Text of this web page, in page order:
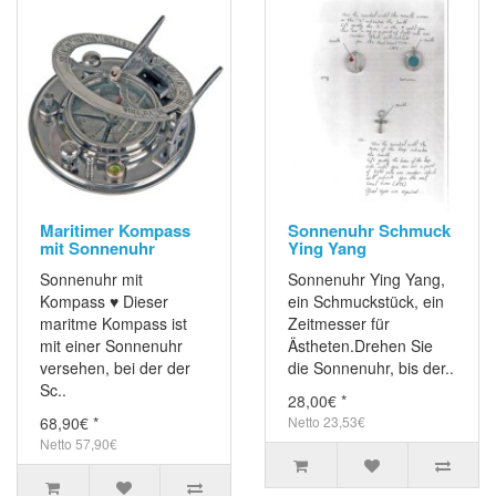
Maritimer Kompass
mit Sonnenuhr
Sonnenuhr mit
Kompass ♥ Dieser
maritme Kompass ist
mit einer Sonnenuhr
versehen, bei der der
Sc..
68,90€ *
Netto 57,90€
Sonnenuhr Schmuck
Ying Yang
Sonnenuhr Ying Yang,
ein Schmuckstück, ein
Zeitmesser für
Ästheten.Drehen Sie
die Sonnenuhr, bis der..
28,00€ *
Netto 23,53€